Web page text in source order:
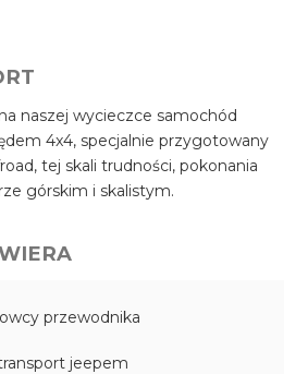
naszej wycieczce samochód
4x4, specjalnie przygotowany
tej skali trudności, pokonania
górskim i skalistym.
przewodnika
jeepem